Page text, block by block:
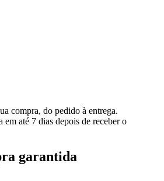
compra, do pedido à entrega.
em até 7 dias depois de receber o
garantida